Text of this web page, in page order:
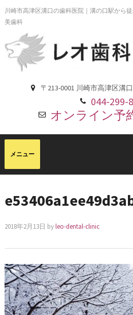
川崎市高津区溝口の歯科医院｜溝の口駅から
美歯科
〒213-0001 川崎市高津区溝
044-299-
オンライン予
2018年2月13日 byleo-dental-clinic